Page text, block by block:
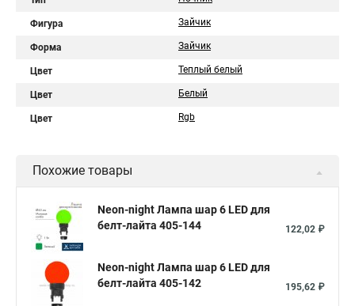
Фигура Зайчик
Форма Зайчик
Цвет Теплый белый
Цвет Белый
Цвет Rgb
Похожие товары
Neon-night Лампа шар 6 LED для
белт-лайта 405-144
122,02 ₽
Neon-night Лампа шар 6 LED для
белт-лайта 405-142
195,62 ₽